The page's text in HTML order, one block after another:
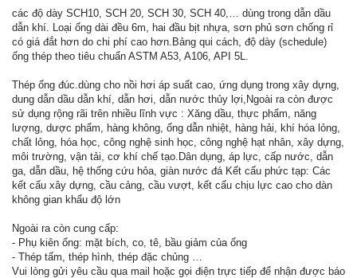
các độ dày SCH10, SCH 20, SCH 30, SCH 40,… dùng trong dẫn dầu
dẫn khí. Loại ống dài đều 6m, hai đầu bịt nhựa, sơn phủ sơn chống rỉ
có giá đắt hơn do chi phí cao hơn.Bảng qui cách, độ dày (schedule)
ống thép theo tiêu chuẩn ASTM A53, A106, API 5L.
Thép ống đúc.dùng cho nồi hơi áp suất cao, ứng dụng trong xây dựng,
dung dẫn dầu dẫn khí, dẫn hơi, dẫn nước thủy lợi,Ngoài ra còn được
sử dụng rộng rãi trên nhiều lĩnh vực : Xăng dầu, thực phẩm, năng
lượng, dược phẩm, hàng không, ống dẫn nhiệt, hàng hải, khí hóa lỏng,
chất lỏng, hóa học, công nghệ sinh học, công nghệ hạt nhân, xây dựng,
môi trường, vận tải, cơ khí chế tạo.Dân dụng, áp lực, cấp nước, dẫn
ga, dẫn dầu, hệ thống cứu hỏa, giàn nước đá Kết cấu phức tạp: Các
kết cấu xây dựng, cầu cảng, cầu vượt, kết cấu chịu lực cao cho dàn
không gian khẩu độ lớn
Ngoài ra còn cung cấp:
- Phụ kiên ống: mặt bích, co, tê, bầu giảm của ống
- Thép tấm, thép hình, thép đặc chủng …
Vui lòng gửi yêu cầu qua mail hoặc gọi điện trực tiếp để nhận được báo